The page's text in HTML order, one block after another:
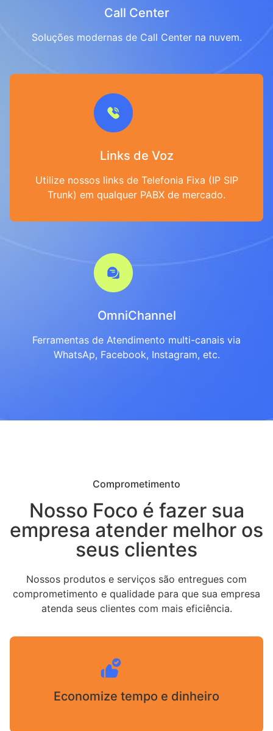
Links de Voz
Utilize nossos links de Telefonia Fixa (IP SIP
Trunk) em qualquer PABX de mercado.
OmniChannel
Ferramentas de Atendimento multi-canais via
WhatsAp, Facebook, Instagram, etc.
Call Center
Soluções modernas de Call Center na nuvem.
Comprometimento
Nosso Foco é fazer sua
empresa atender melhor os
seus clientes
Nossos produtos e serviços são entregues com
comprometimento e qualidade para que sua empresa
atenda seus clientes com mais eficiência.
Economize tempo e dinheiro